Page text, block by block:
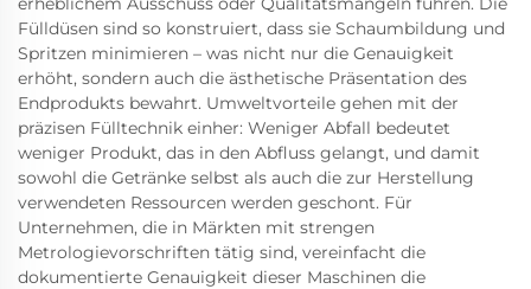
Fülldüsen sind so konstruiert, dass sie Schaumbildung und
Spritzen minimieren – was nicht nur die Genauigkeit
erhöht, sondern auch die ästhetische Präsentation des
Endprodukts bewahrt. Umweltvorteile gehen mit der
präzisen Fülltechnik einher: Weniger Abfall bedeutet
weniger Produkt, das in den Abfluss gelangt, und damit
sowohl die Getränke selbst als auch die zur Herstellung
verwendeten Ressourcen werden geschont. Für
Unternehmen, die in Märkten mit strengen
Metrologievorschriften tätig sind, vereinfacht die
dokumentierte Genauigkeit dieser Maschinen die